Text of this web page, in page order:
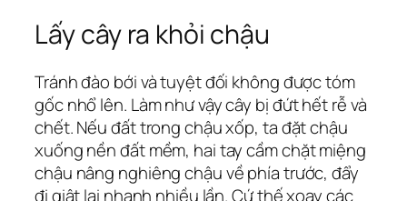
Lấy cây ra khỏi chậu
Tránh đào bới và tuyệt đối không được tóm
gốc nhổ lên. Làm như vậy cây bị đứt hết rễ và
chết. Nếu đất trong chậu xốp, ta đặt chậu
xuống nền đất mềm, hai tay cầm chặt miệng
chậu nâng nghiêng chậu về phía trước, đẩy
đi giật lại nhanh nhiều lần. Cứ thế xoay các